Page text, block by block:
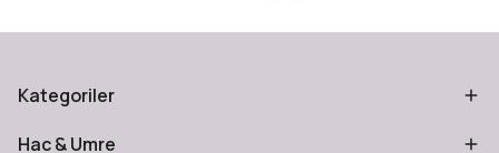
Kategoriler
Hac & Umre